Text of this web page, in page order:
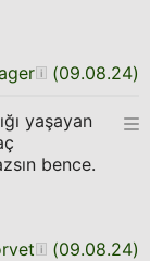
(09.08.24)
yaşayan
bence.
(09.08.24)